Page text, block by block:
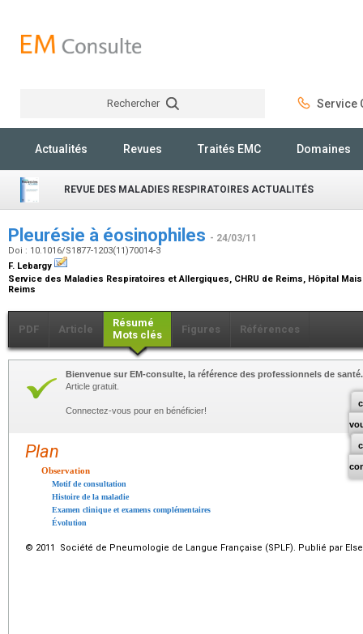
Rechercher Service
Actualités Revues Traités EMC Domaines
REVUE DES MALADIES RESPIRATOIRES ACTUALITÉS
Pleurésie à éosinophiles - 24/03/11
Doi : 10.1016/S1877-1203(11)70014-3
F. Lebargy
Service des Maladies Respiratoires et Allergiques, CHRU de Reims, Hôpital
Reims
PDF Article
Résumé
Mots clés
Figures Références
Bienvenue sur EM-consulte, la référence des professionnels de santé.
Article gratuit.
Connectez-vous pour en bénéficier!
Plan
Observation
Motif de consultation
Histoire de la maladie
Examen clinique et examens complémentaires
Évolution
© 2011 Société de Pneumologie de Langue Française (SPLF). Publié par